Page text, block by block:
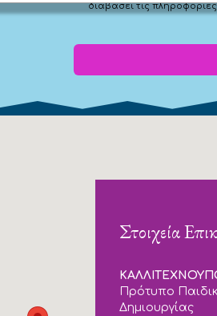
διαβάσει τις
Στοιχεία
Πρότυπο
Δημιουργίας